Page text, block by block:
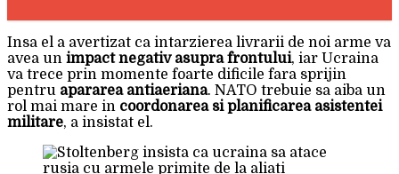
Insa el a avertizat ca intarzierea livrarii de noi arme va
avea un impact negativ asupra frontului, iar Ucraina
va trece prin momente foarte dificile fara sprijin
pentru apararea antiaeriana. NATO trebuie sa aiba un
rol mai mare in coordonarea si planificarea asistentei
militare, a insistat el.